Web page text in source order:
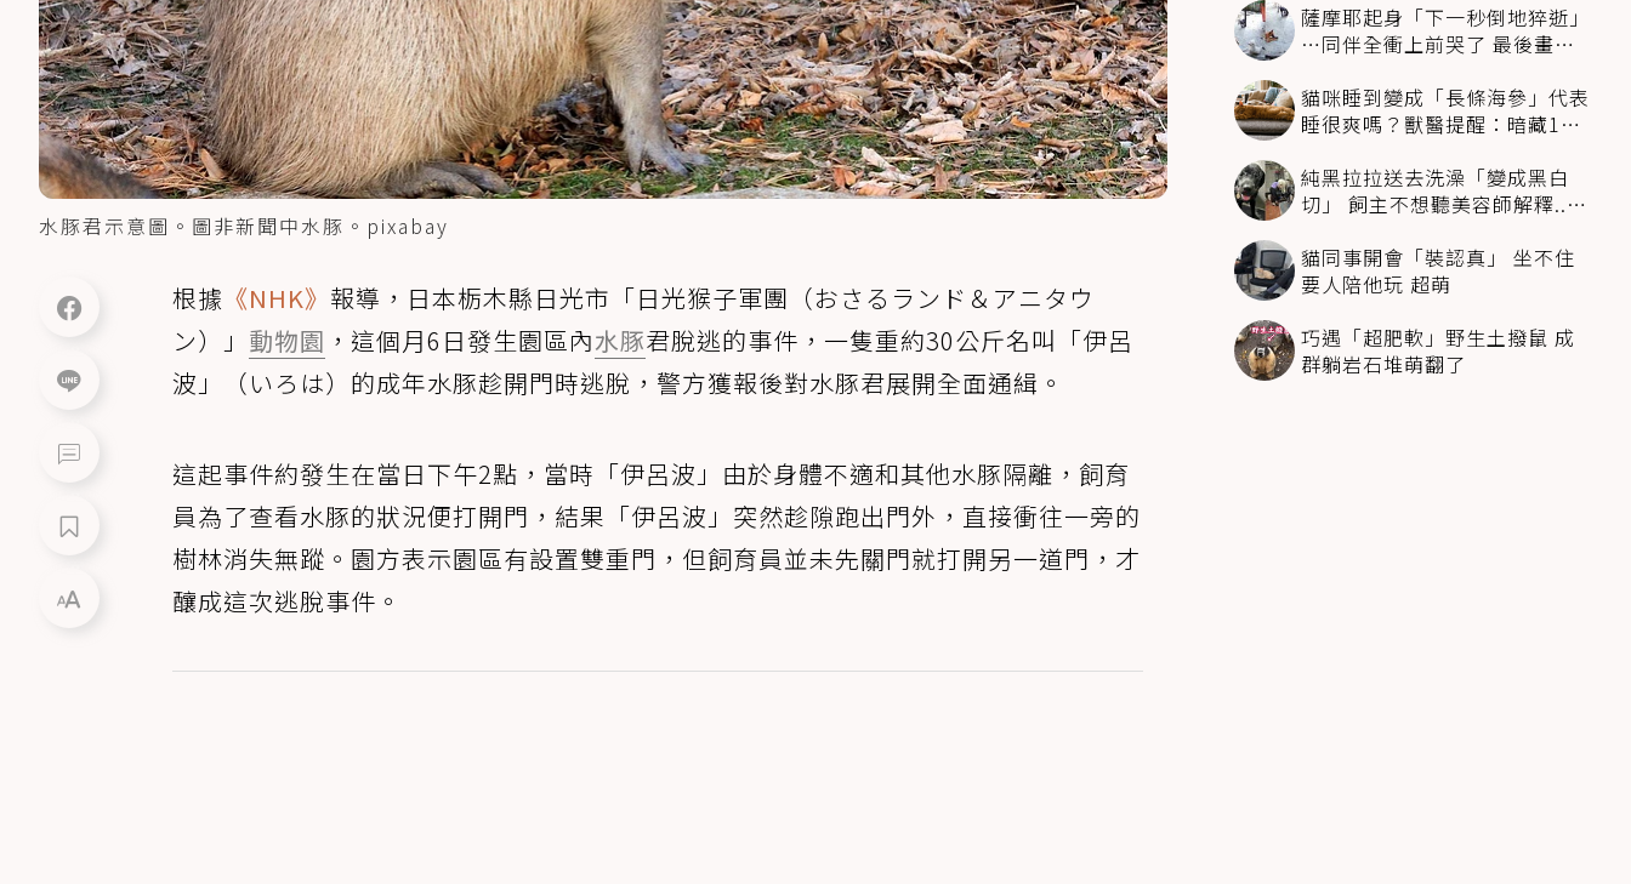
水豚君示意圖。圖非新聞中水豚。pixabay
根據 《NHK》 報導，日本栃木縣日光市「日光猴子軍團（おさるランド＆アニタウ
ン）」 動物園 ，這個月6日發生園區內水豚君脫逃的事件，一隻重約30公斤名叫「伊呂
波」（いろは）的成年水豚趁開門時逃脫，警方獲報後對水豚君展開全面通緝。
這起事件約發生在當日下午2點，當時「伊呂波」由於身體不適和其他水豚隔離，飼育
員為了查看水豚的狀況便打開門，結果「伊呂波」突然趁隙跑出門外，直接衝往一旁的
樹林消失無蹤。園方表示園區有設置雙重門，但飼育員並未先關門就打開另一道門，才
釀成這次逃脫事件。
薩摩耶起身「下一秒倒地猝逝」
…同伴全衝上前哭了 最後畫面
貓咪睡到變成「長條海參」代表
睡很爽嗎？獸醫提醒：暗藏1種
純黑拉拉送去洗澡「變成黑白
切」 飼主不想聽美容師解釋..衝
貓同事開會「裝認真」 坐不住
要人陪他玩 超萌
巧遇「超肥軟」野生土撥鼠 成
群躺岩石堆萌翻了